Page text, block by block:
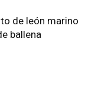
de león marino
ballena